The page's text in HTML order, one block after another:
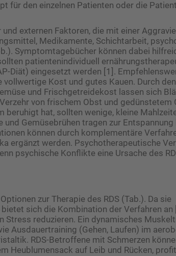
für den einzelnen Patienten oder die
externen Faktoren, die mit einer
Medikamente, Schichtarbeit,
Symptomtagebücher können dabei
patientenindividuell
Diät) eingesetzt werden [1].
Kost und gutes Kauen. Durch den
und Frischgetreidekost lassen sich
von frischem Obst und gedünstetem
beruhigt hat, sollten wenige, kleine
Gemüsebrühen tragen zur Entspannung
können durch komplementäre
ergänzt werden. Psychotherapeutische
psychische Konflikte eine Ursache des
zur Therapie des RDS (Tab.). Da sie
sich die Kombination der Verfahren an
Stress reduzieren. Ein dynamisches
Ausdauertraining (Gehen, Laufen) im
RDS-­Betroffene mit Schmerzen
Heublumensack auf Leib und Rücken,